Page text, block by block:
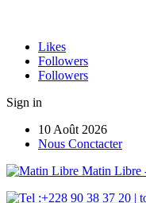
Likes
Followers
Followers
Sign in
10 Août 2026
Nous Conctacter
Matin Libre